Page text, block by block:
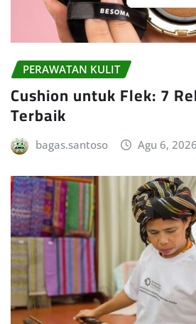
PERAWATAN KULIT
Cushion untuk Flek: 7
Terbaik
bagas.santoso Agu 6, 2026